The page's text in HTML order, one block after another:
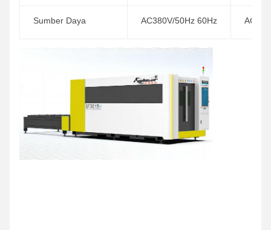
Sumber Daya AC380V/50Hz 60Hz